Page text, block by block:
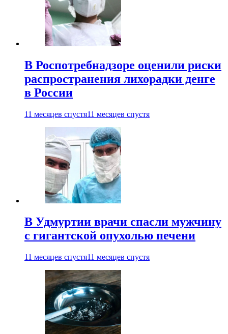
В Роспотребнадзоре оценили риски
распространения лихорадки денге
в России
11 месяцев спустя11 месяцев спустя
В Удмуртии врачи спасли мужчину
с гигантской опухолью печени
11 месяцев спустя11 месяцев спустя